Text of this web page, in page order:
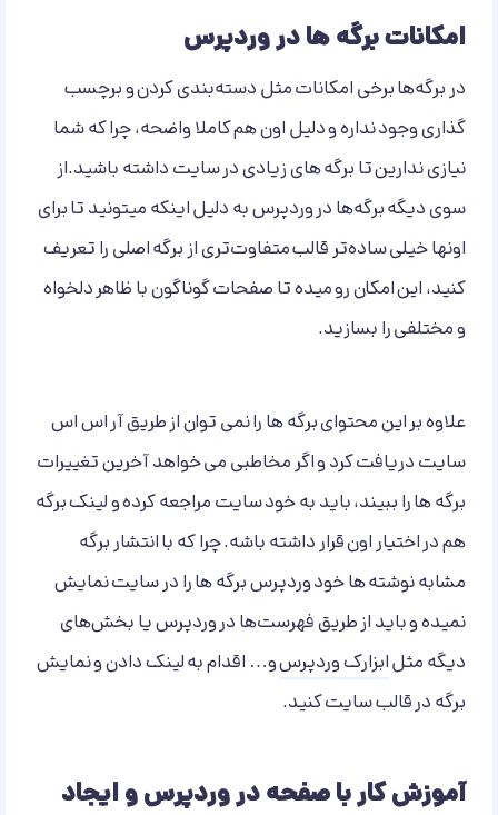
امکانات برگه ها در وردپرس
در برگه‌ها برخی امکانات مثل دسته‌بندی کردن و برچسب
گذاری وجود نداره و دلیل اون هم کاملا واضحه، چرا که شما
نیازی ندارین تا برگه های زیادی در سایت داشته باشید.از
سوی دیگه برگه‌ها در وردپرس به دلیل اینکه میتونید تا برای
اونها خیلی ساده‌تر قالب متفاوت‌تری از برگه اصلی را تعریف
کنید، این امکان رو میده تا صفحات گوناگون با ظاهر دلخواه
و مختلفی را بسازید.
علاوه بر این محتوای برگه ها را نمی توان از طریق آر اس اس
سایت دریافت کرد و اگر مخاطبی می خواهد آخرین تغییرات
برگه ها را ببیند، باید به خود سایت مراجعه کرده و لینک برگه
هم در اختیار اون قرار داشته باشه. چرا که با انتشار برگه
مشابه نوشته ها خود وردپرس برگه ها را در سایت نمایش
نمیده و باید از طریق فهرست‌ها در وردپرس یا بخش‌های
دیگه مثلابزارک وردپرسو… اقدام به لینک دادن و نمایش
برگه در قالب سایت کنید.
آموزش کار با صفحه در وردپرس و ایجاد